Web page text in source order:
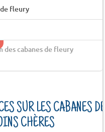
de fleury
des cabanes de fleury
SUR LES CABANES DE
CHÈRES